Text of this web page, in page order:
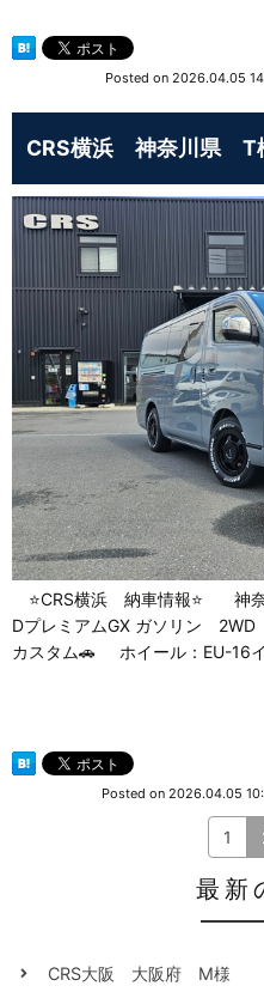
Posted on 2026.04.05
CRS横浜 神奈川県 T
⭐CRS横浜 納車情報⭐ 神
DプレミアムGX ガソリン
カスタム🚗 ホイール：EU-16
Posted on 2026.04.05
1
最新
CRS大阪 大阪府 M様